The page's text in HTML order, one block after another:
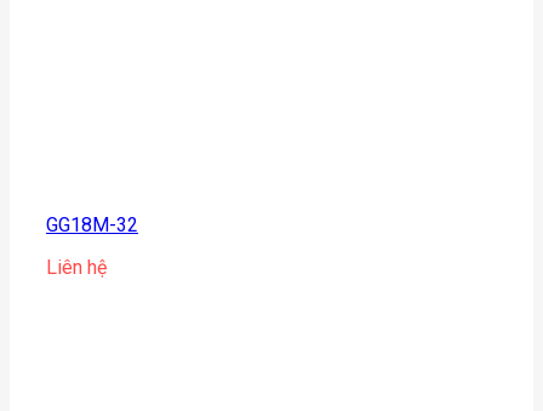
GG18M-32
Liên hệ